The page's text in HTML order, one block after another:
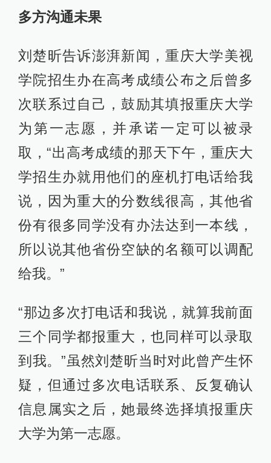
多方沟通未果
刘楚昕告诉澎湃新闻，重庆大学美视
学院招生办在高考成绩公布之后曾多
次联系过自己，鼓励其填报重庆大学
为第一志愿，并承诺一定可以被录
取，“出高考成绩的那天下午，重庆大
学招生办就用他们的座机打电话给我
说，因为重大的分数线很高，其他省
份有很多同学没有办法达到一本线，
所以说其他省份空缺的名额可以调配
给我。”
“那边多次打电话和我说，就算我前面
三个同学都报重大，也同样可以录取
到我。”虽然刘楚昕当时对此曾产生怀
疑，但通过多次电话联系、反复确认
信息属实之后，她最终选择填报重庆
大学为第一志愿。